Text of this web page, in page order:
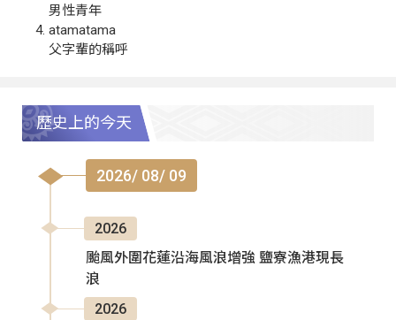
男性青年
atamatama
父字輩的稱呼
歷史上的今天
2026/ 08/ 09
2026
颱風外圍花蓮沿海風浪增強 鹽寮漁港現長
浪
2026